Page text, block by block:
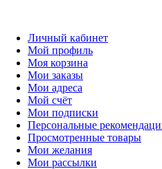
Личный кабинет
Мой профиль
Моя корзина
Мои заказы
Мои адреса
Мой счёт
Мои подписки
Персональные
Просмотренные товары
Мои желания
Мои рассылки